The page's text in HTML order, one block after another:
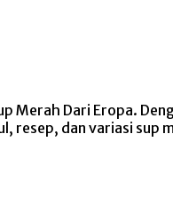
Merah Dari Eropa.
resep, dan variasi sup